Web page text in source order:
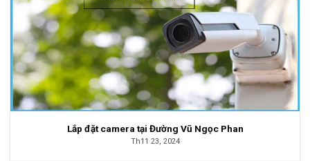
Lắp đặt camera tại Đường Vũ Ngọc Phan
Th11 23, 2024